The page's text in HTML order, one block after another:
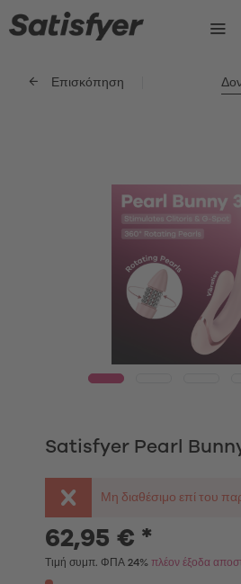
Επισκόπηση
Satisfyer Pearl
Μη διαθέσιμο επί του
62,95 € *
Τιμή συμπ. ΦΠΑ 24% πλέον έξοδα